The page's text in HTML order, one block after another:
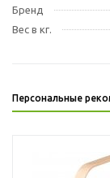
Бренд
Вес в кг.
Персональные